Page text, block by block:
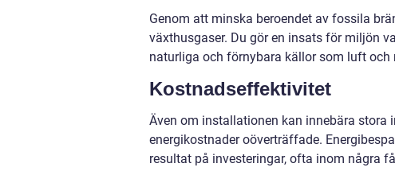
Genom att minska beroendet av fossila
växthusgaser. Du gör en insats för miljön
naturliga och förnybara källor som luft och
Kostnadseffektivitet
Även om installationen kan innebära stora
energikostnader oöverträffade.
resultat på investeringar, ofta inom några